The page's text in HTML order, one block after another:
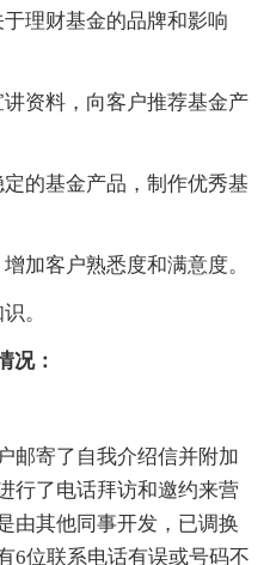
理财基金的品牌和影响
资料，向客户推荐基金产
的基金产品，制作优秀基
加客户熟悉度和满意度。
。
况：
邮寄了自我介绍信并附加
行了电话拜访和邀约来营
由其他同事开发，已调换
6位联系电话有误或号码不